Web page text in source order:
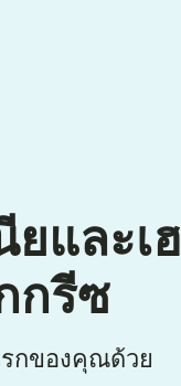
ยและเฮ
กรีซ
กของคุณด้วย